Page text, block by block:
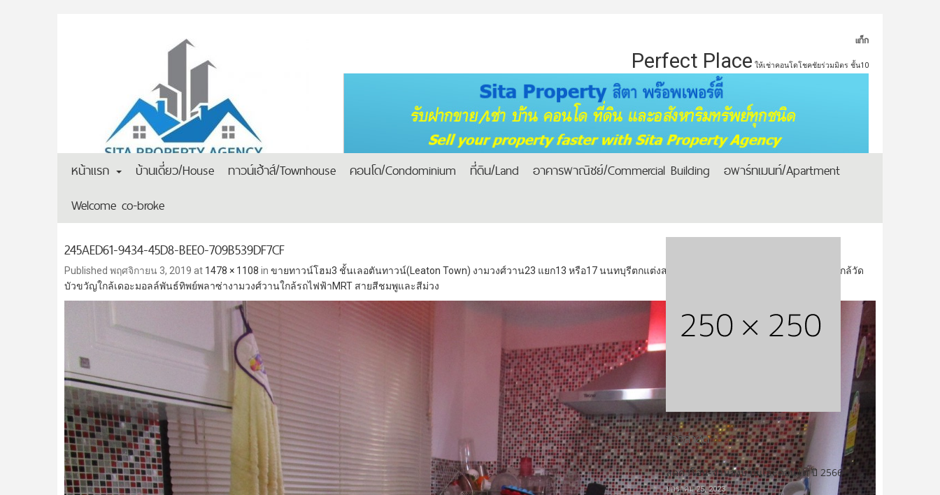
แท็ก
Perfect Place ให้เช่าคอนโดโชคชัยร่วมมิตร ชั้น10
หน้าแรก บ้านเดี่ยว/House ทาวน์เฮ้าส์/Townhouse คอนโด/Condominium ที่ดิน/Land อาคารพาณิชย์/Commercial Building
อพาร์ทเมนท์/Apartment
Welcome co-broke
245AED61-9434-45D8-BEE0-709B539DF7CF
Published พฤศจิกายน 3, 2019 at 1478 × 1108 in ขายทาวน์โฮม3 ชั้นเลอตันทาวน์(Leaton Town) งามวงศ์วาน23 แยก13 หรือ17 นนทบุรีตกแต่งสวย พร้อมเฟอร์พร้อมอยู่บ้านใหม่ไม่เคยอยู่ใกล้วัด
บัวขวัญใกล้เดอะมอลล์พันธ์ทิพย์พลาซ่างามวงศ์วานใกล้รถไฟฟ้าMRT สายสีชมพูและสีม่วง
ข่าวล่าสุด
ลดค่าโอน-จำนองบ้านและคอนโด ปี 2566
มกราคม 25, 2023